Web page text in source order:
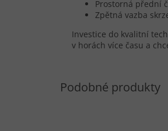
Prostorná přední
Zpětná vazba
Investice do kvalitní
v horách více času a